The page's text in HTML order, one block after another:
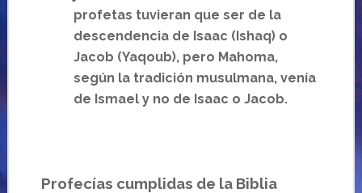
profetas tuvieran que ser de la
descendencia de Isaac (Ishaq) o
Jacob (Yaqoub), pero Mahoma,
según la tradición musulmana, venía
de Ismael y no de Isaac o Jacob.
Profecías cumplidas de la Biblia